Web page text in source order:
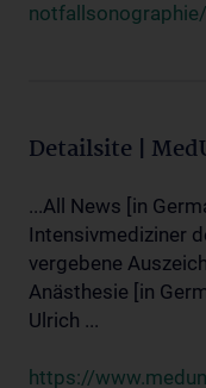
Detailsite |
...All News [in
Intensivmediziner
vergebene
Anästhesie [in
Ulrich ...
https://